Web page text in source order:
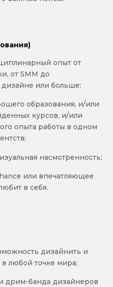
опыт от
от SMM до
дизайне или больше;
образования, и/или
курсов, и/или
опыта работы в одном
насмотренность;
или впечатляющее
в себя.
дизайнить и
любой точке мира;
дрим-банда дизайнеров